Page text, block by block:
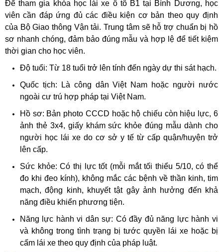
Để tham gia khóa học lái xe ô tô B1 tại Bình Dương, học
viên cần đáp ứng đủ các điều kiện cơ bản theo quy định
của Bộ Giao thông Vận tải. Trung tâm sẽ hỗ trợ chuẩn bị hồ
sơ nhanh chóng, đảm bảo đúng mẫu và hợp lệ để tiết kiệm
thời gian cho học viên.
Độ tuổi: Từ 18 tuổi trở lên tính đến ngày dự thi sát hạch.
Quốc tịch: Là công dân Việt Nam hoặc người nước
ngoài cư trú hợp pháp tại Việt Nam.
Hồ sơ: Bản photo CCCD hoặc hộ chiếu còn hiệu lực, 6
ảnh thẻ 3x4, giấy khám sức khỏe đúng mẫu dành cho
người học lái xe do cơ sở y tế từ cấp quận/huyện trở
lên cấp.
Sức khỏe: Có thị lực tốt (mỗi mắt tối thiểu 5/10, có thể
đo khi đeo kính), không mắc các bệnh về thần kinh, tim
mạch, động kinh, khuyết tật gây ảnh hưởng đến khả
năng điều khiển phương tiện.
Năng lực hành vi dân sự: Có đầy đủ năng lực hành vi
và không trong tình trạng bị tước quyền lái xe hoặc bị
cấm lái xe theo quy định của pháp luật.